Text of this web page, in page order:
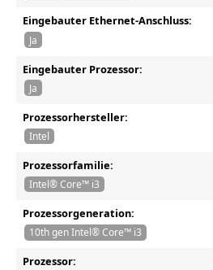
Eingebauter Ethernet-Anschluss:
Ja
Eingebauter Prozessor:
Ja
Prozessorhersteller:
Intel
Prozessorfamilie:
Intel® Core™ i3
Prozessorgeneration:
10th gen Intel® Core™ i3
Prozessor: